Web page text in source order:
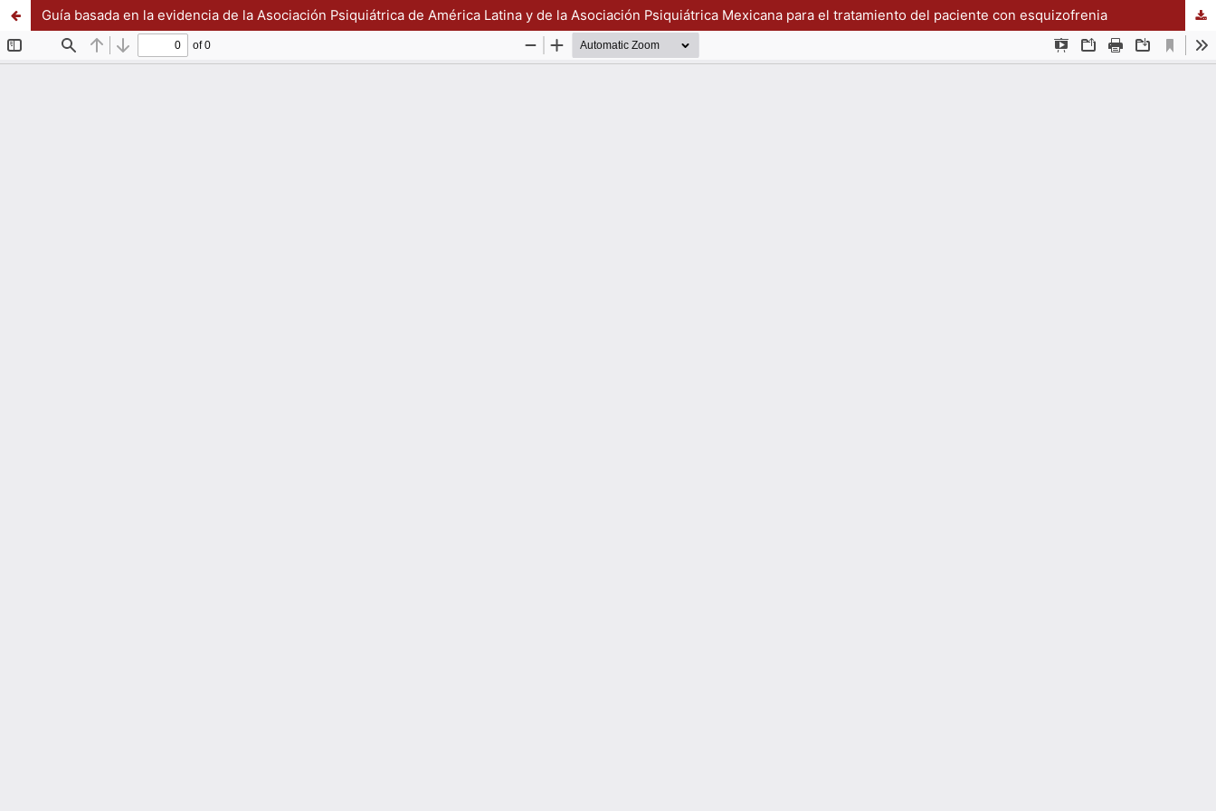
Guía basada en la evidencia de la Asociación Psiquiátrica de América Latina y de la Asociación Psiquiátrica Mexicana para el tratamiento del paciente con esquizofrenia